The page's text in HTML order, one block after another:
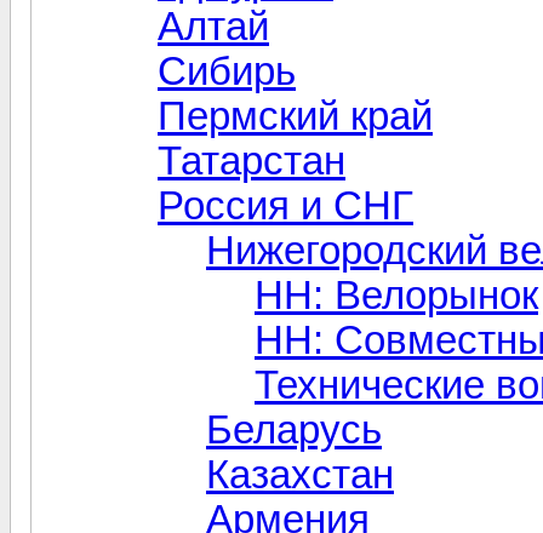
Алтай
Сибирь
Пермский край
Татарстан
Россия и СНГ
Нижегородский
НН: Велорынок
НН:
Технические
Беларусь
Казахстан
Армения